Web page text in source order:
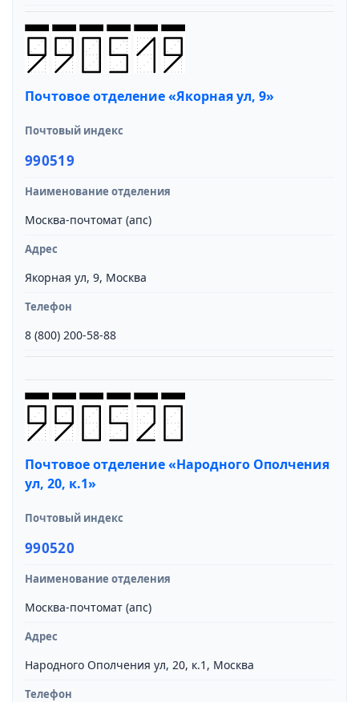
Почтовое отделение «Якорная ул, 9»
Почтовый индекс
990519
Наименование отделения
Москва-почтомат (апс)
Адрес
Якорная ул, 9, Москва
Телефон
8 (800) 200-58-88
Почтовое отделение «Народного Ополчения
ул, 20, к.1»
Почтовый индекс
990520
Наименование отделения
Москва-почтомат (апс)
Адрес
Народного Ополчения ул, 20, к.1, Москва
Телефон